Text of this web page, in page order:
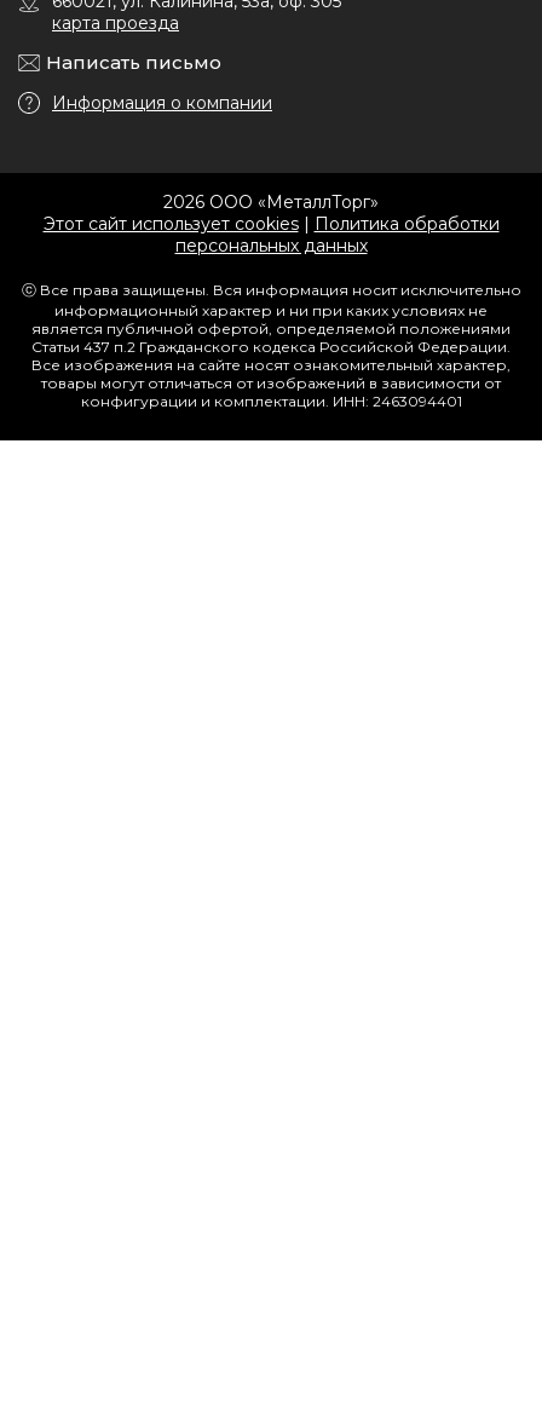
карта проезда
Написать письмо
Информация о компании
2026 ООО «МеталлТорг»
Этот сайт использует cookies| Политика обработки
персональных данных
ⓒ Все права защищены. Вся информация носит исключительно
информационный характер и ни при каких условиях не
является публичной офертой, определяемой положениями
Статьи 437 п.2 Гражданского кодекса Российской Федерации.
Все изображения на сайте носят ознакомительный характер,
товары могут отличаться от изображений в зависимости от
конфигурации и комплектации. ИНН: 2463094401